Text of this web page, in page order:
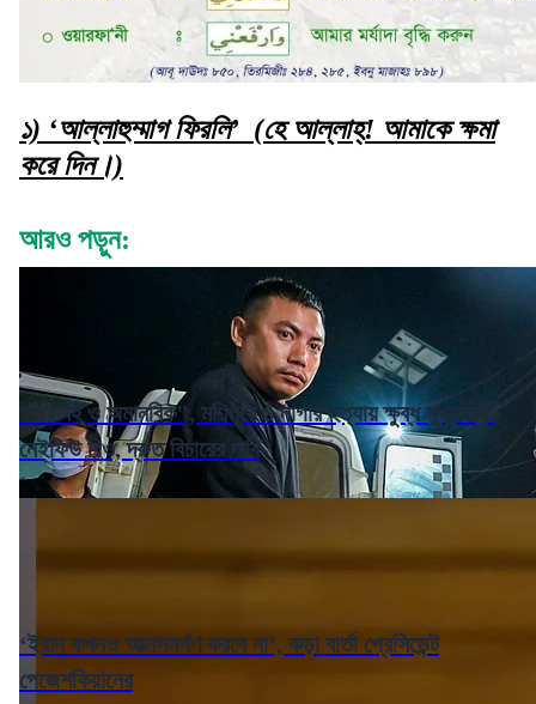
১) ‘আল্লাহুম্মাগ ফিরলি’ (হে আল্লাহ্! আমাকে ক্ষমা
করে দিন।)
আরও পড়ুন:
"ভয়াবহ ও অমানবিক", মণিপুরে ৬ নাগার হত্যায় ক্ষুব্ধ মুখ্যমন্ত্রী
নেইফিউ রিও, দ্রুত বিচারের দাবি
‘ইরান কখনও আত্মসমর্পণ করবে না’, কড়া বার্তা প্রেসিডেন্ট
পেজেশকিয়ানের